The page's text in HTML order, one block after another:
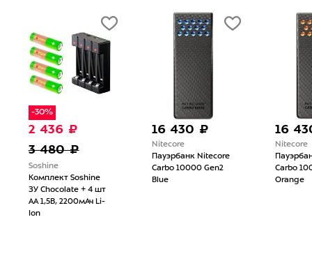
-30%
2 436 ₽
3 480 ₽
Soshine
Комплект Soshine
ЗУ Chocolate + 4 шт
АА 1,5В, 2200мАч Li-
Ion
16 430 ₽
Nitecore
Пауэрбанк Nitecore
Carbo 10000 Gen2
Blue
16
Nitecore
Carbo
Orange